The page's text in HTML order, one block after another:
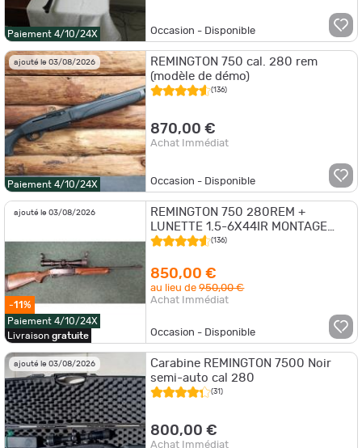
Paiement 4/10/24X Occasion - Disponible
ajouté le 03/08/2026
Paiement 4/10/24X
REMINGTON 750 cal. 280 rem
(modèle de démo)
(136)
870,00 €
Achat Immédiat
Occasion - Disponible
ajouté le 03/08/2026
-11%
Paiement 4/10/24X
Livraison gratuite
REMINGTON 750 280REM +
LUNETTE 1.5-6X44IR MONTAGE
AMOVIBLE EAW
(136)
850,00 €
au lieu de950,00 €
Achat Immédiat
Occasion - Disponible
ajouté le 03/08/2026
Carabine REMINGTON 7500 Noir
semi-auto cal 280
(31)
800,00 €
Achat Immédiat